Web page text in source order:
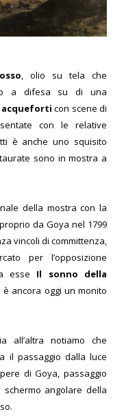
, olio su tela che
a difesa su di una
acqueforti con scene di
con le relative
è anche uno squisito
sono in mostra a
della mostra con la
da Goya nel 1799
vincoli di committenza,
per l’opposizione
esse Il sonno della
è ancora oggi un monito
all’altra notiamo che
il passaggio dalla luce
di Goya, passaggio
angolare della